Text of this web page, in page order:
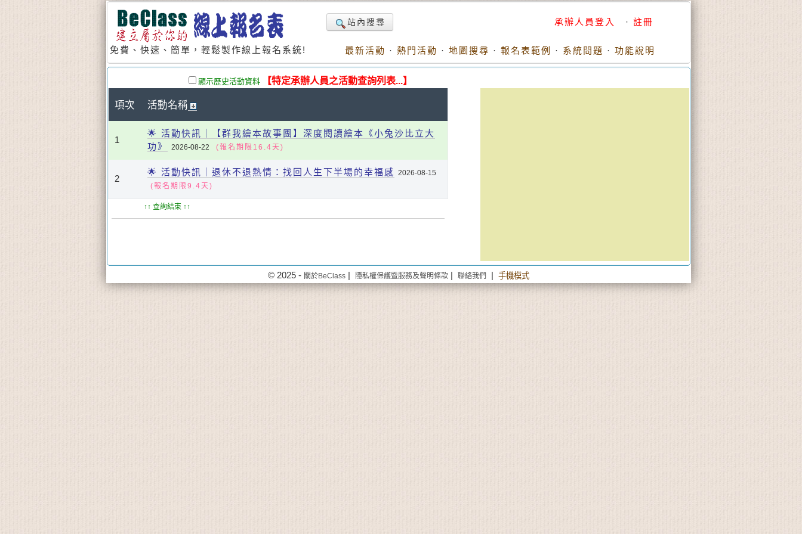
免費、快速、簡單，輕鬆製作線上報名系統!
站內搜尋 承辦人員登入 · 註冊
最新活動 · 熱門活動 · 地圖搜尋 · 報名表範例 · 系統問題 · 功能說明
顯示歷史活動資料 【特定承辦人員之活動查詢列表...】
項次 活動名稱
1
🌟 活動快訊｜【群我繪本故事團】深度閱讀繪本《小兔沙比立大
功》
2026-08-22 (報名期限16.4天)
2
🌟 活動快訊｜退休不退熱情：找回人生下半場的幸福感 2026-08-15
(報名期限9.4天)
↑↑ 查詢結束 ↑↑
© 2025 - 關於BeClass | 隱私權保護暨服務及聲明條款 | 聯絡我們 | 手機模式